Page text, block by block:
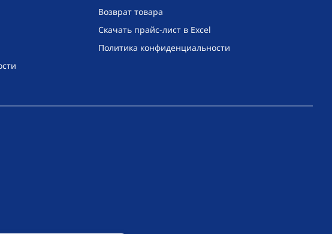
Возврат товара
Скачать прайс-лист в Excel
Политика конфиденциальности